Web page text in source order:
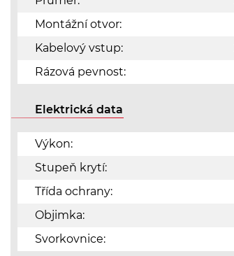
Montážní otvor:
Kabelový vstup:
Rázová pevnost:
Elektrická data
Výkon:
Stupeň krytí:
Třída ochrany:
Objimka:
Svorkovnice: